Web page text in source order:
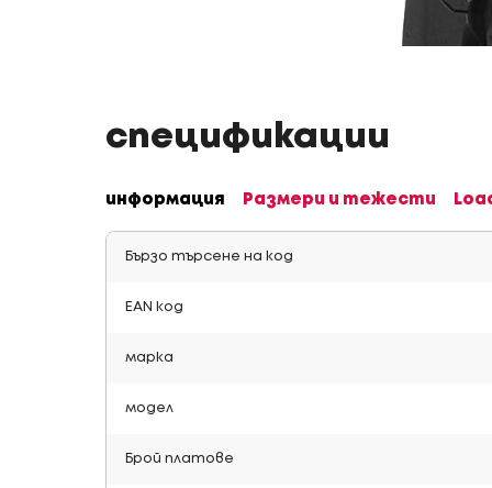
спецификации
информация Размери и тежести
Бързо търсене на код
EAN код
марка
модел
Брой платове